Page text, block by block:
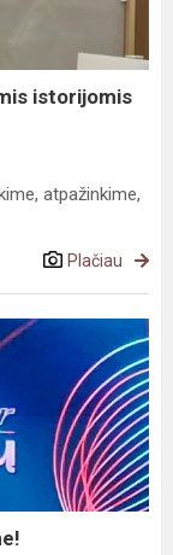
istorijomis
atpažinkime,
Plačiau